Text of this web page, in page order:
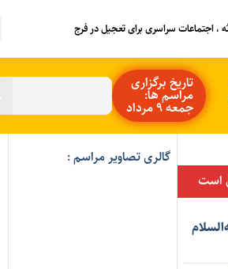
سراسری برای تعجیل در فرج
تاریخ برگزاری
مراسم ها:
جمعه 9 مرداد
گالری تصاویر مراسم :